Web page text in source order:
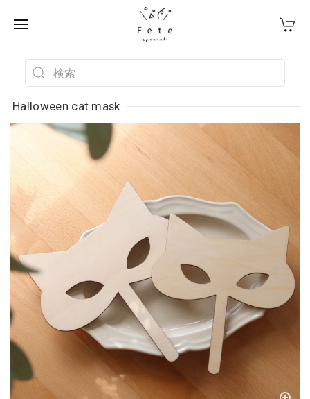
Halloween cat mask